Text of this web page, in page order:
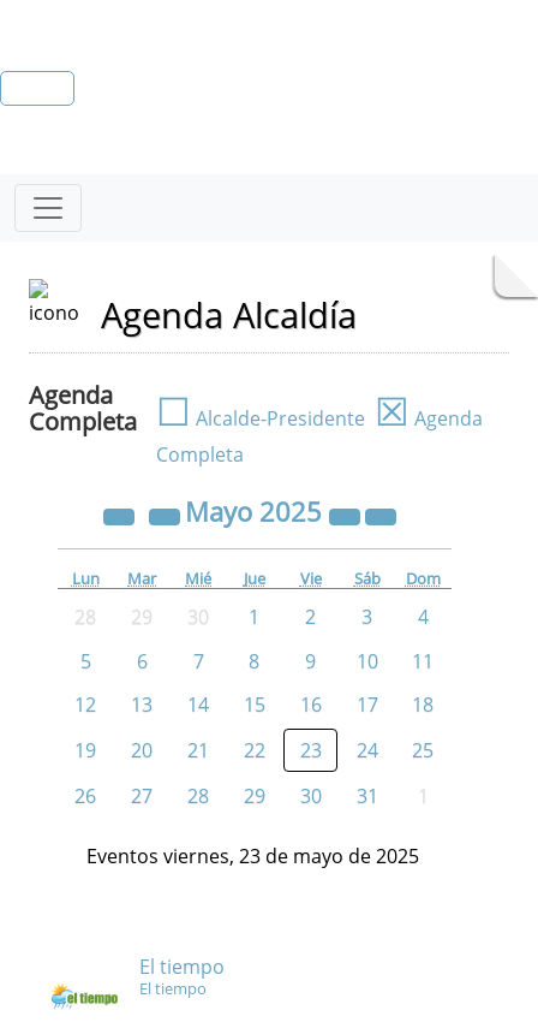
Agenda Alcaldía
Agenda
Completa
☐ Alcalde-Presidente ☒ Agenda
Completa
Mayo 2025
Lun Mar Mié Jue Vie Sáb Dom
28 29 30 1 2 3
4
5
6 7 8 9 10
11
12
13 14 15 16 17
18
19
20 21 22 23 24
25
26
27 28 29 30 31 1
Eventos viernes, 23 de mayo de 2025
El tiempo
El tiempo